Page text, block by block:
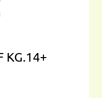
KG.14+